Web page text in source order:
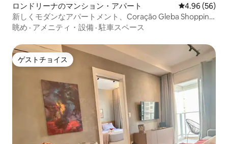
ロンドリーナのマンション・アパート レビュー56
4.96 (56)
新しくモダンなアパートメント、Coração Gleba Shopping
Aurora
眺め · アメニティ・設備 ·駐車スペース
ゲストチョイス
ゲストチョイス